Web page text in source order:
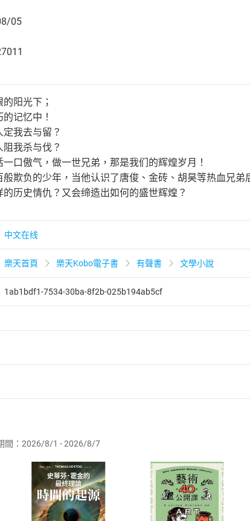
05
阳光下；
记忆中！
我去与留？
我杀与伐？
口傲气，做一世兄弟，那是我们的辉煌岁月！
欺负的少年，当他认识了唐俊、金砖、胡昊等热血兄
历史情仇？又会缔造出如何的盛世辉煌？
中文在线
樂天首頁 樂天Kobo電子書 有聲書 文學小說
1ab1bdf1-7534-30ba-8f2b-025b194ab5cf
法第19條第1項後段暨通訊交易解除權合理例外情事適用
店鋪之商品即代表知悉本店鋪所銷售之商品為電子書，
，不得請求退貨退款。
訂單或辦理退貨時，請登入樂天市場，並於「我的訂單
的申請進行審核，待審核通過後將為您辦理退款事宜。
以整筆訂單為單位進行取消/退貨，恕無法以單支商品取
放入購物車
Shopping cart
登入帳號
Login
間：2026/8/1 - 2026/8/7